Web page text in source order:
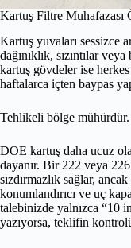
Kartuş Filtre Muhafazası
Kartuş yuvaları sessizce
dağınıklık, sızıntılar
kartuş gövdeler ise
haftalarca içten baypas
Tehlikeli bölge mühürdür.
DOE kartuş daha ucuz
dayanır. Bir 222 veya
sızdırmazlık sağlar,
konumlandırıcı ve uç
talebinizde yalnızca “10
yazıyorsa, teklifin